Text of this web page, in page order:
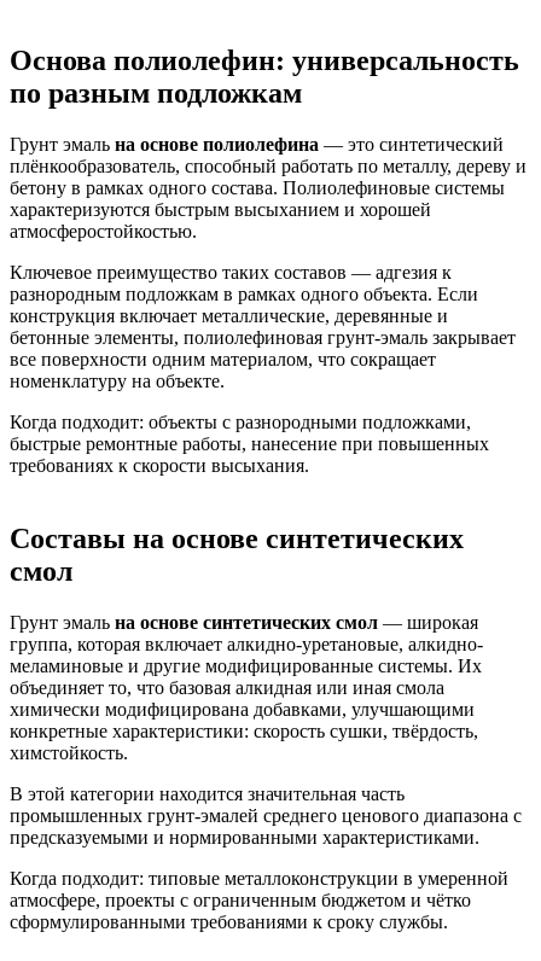
Основа полиолефин: универсальность
по разным подложкам
Грунт эмаль на основе полиолефина — это синтетический
плёнкообразователь, способный работать по металлу, дереву и
бетону в рамках одного состава. Полиолефиновые системы
характеризуются быстрым высыханием и хорошей
атмосферостойкостью.
Ключевое преимущество таких составов — адгезия к
разнородным подложкам в рамках одного объекта. Если
конструкция включает металлические, деревянные и
бетонные элементы, полиолефиновая грунт-эмаль закрывает
все поверхности одним материалом, что сокращает
номенклатуру на объекте.
Когда подходит: объекты с разнородными подложками,
быстрые ремонтные работы, нанесение при повышенных
требованиях к скорости высыхания.
Составы на основе синтетических
смол
Грунт эмаль на основе синтетических смол — широкая
группа, которая включает алкидно-уретановые, алкидно-
меламиновые и другие модифицированные системы. Их
объединяет то, что базовая алкидная или иная смола
химически модифицирована добавками, улучшающими
конкретные характеристики: скорость сушки, твёрдость,
химстойкость.
В этой категории находится значительная часть
промышленных грунт-эмалей среднего ценового диапазона с
предсказуемыми и нормированными характеристиками.
Когда подходит: типовые металлоконструкции в умеренной
атмосфере, проекты с ограниченным бюджетом и чётко
сформулированными требованиями к сроку службы.